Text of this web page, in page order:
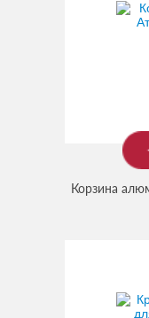
Корзина